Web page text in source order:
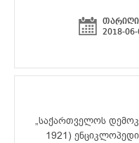
თარიღი
2018-06-
„საქართველოს
1921)